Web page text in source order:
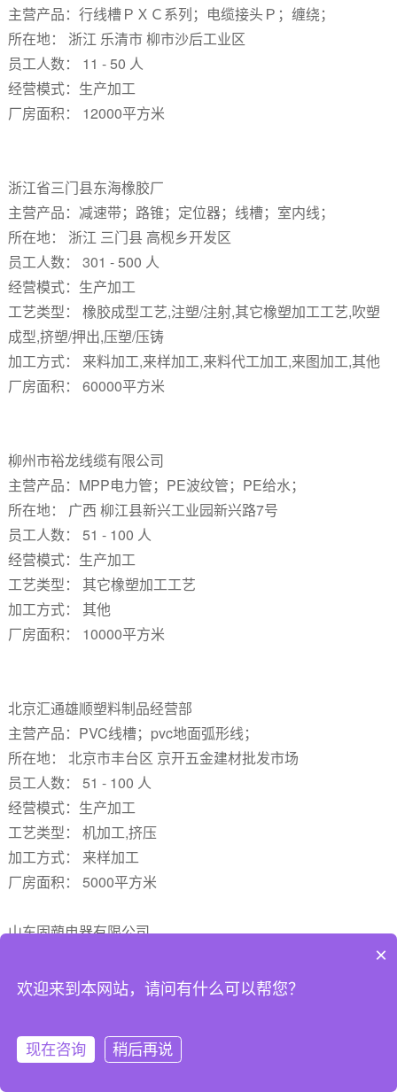
主营产品：行线槽ＰＸＣ系列；电缆接头Ｐ；缠绕；
所在地： 浙江 乐清市 柳市沙后工业区
员工人数： 11 - 50 人
经营模式：生产加工
厂房面积： 12000平方米
浙江省三门县东海橡胶厂
主营产品：减速带；路锥；定位器；线槽；室内线；
所在地： 浙江 三门县 高枧乡开发区
员工人数： 301 - 500 人
经营模式：生产加工
工艺类型： 橡胶成型工艺,注塑/注射,其它橡塑加工工艺,吹塑
成型,挤塑/押出,压塑/压铸
加工方式： 来料加工,来样加工,来料代工加工,来图加工,其他
厂房面积： 60000平方米
柳州市裕龙线缆有限公司
主营产品：MPP电力管；PE波纹管；PE给水；
所在地： 广西 柳江县新兴工业园新兴路7号
员工人数： 51 - 100 人
经营模式：生产加工
工艺类型： 其它橡塑加工工艺
加工方式： 其他
厂房面积： 10000平方米
北京汇通雄顺塑料制品经营部
主营产品：PVC线槽；pvc地面弧形线；
所在地： 北京市丰台区 京开五金建材批发市场
员工人数： 51 - 100 人
经营模式：生产加工
工艺类型： 机加工,挤压
加工方式： 来样加工
厂房面积： 5000平方米
山东固蒴电器有限公司
所在地： 山东 临沂市罗庄区 盛庄街道...
工艺类型： 挤塑加工
×
欢迎来到本网站，请问有什么可以帮您？
现在咨询 稍后再说